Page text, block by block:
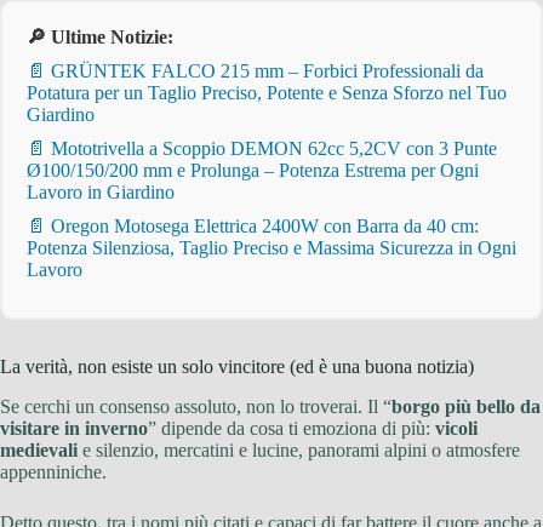
🔎 Ultime Notizie:
📄 GRÜNTEK FALCO 215 mm – Forbici Professionali da
Potatura per un Taglio Preciso, Potente e Senza Sforzo nel Tuo
Giardino
📄 Mototrivella a Scoppio DEMON 62cc 5,2CV con 3 Punte
Ø100/150/200 mm e Prolunga – Potenza Estrema per Ogni
Lavoro in Giardino
📄 Oregon Motosega Elettrica 2400W con Barra da 40 cm:
Potenza Silenziosa, Taglio Preciso e Massima Sicurezza in Ogni
Lavoro
La verità, non esiste un solo vincitore (ed è una buona notizia)
Se cerchi un consenso assoluto, non lo troverai. Il “borgo più bello da
visitare in inverno” dipende da cosa ti emoziona di più: vicoli
medievali e silenzio, mercatini e lucine, panorami alpini o atmosfere
appenniniche.
Detto questo, tra i nomi più citati e capaci di far battere il cuore anche a